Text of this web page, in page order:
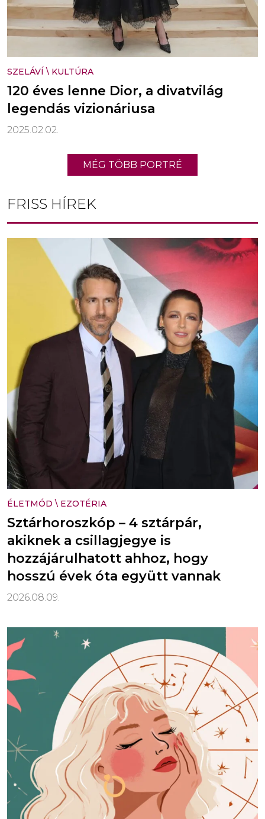
SZELÁVÍ \ KULTÚRA
120 éves lenne Dior, a divatvilág
legendás vizionáriusa
2025.02.02.
MÉG TÖBB PORTRÉ
FRISS HÍREK
ÉLETMÓD \ EZOTÉRIA
Sztárhoroszkóp – 4 sztárpár,
akiknek a csillagjegye is
hozzájárulhatott ahhoz, hogy
hosszú évek óta együtt vannak
2026.08.09.